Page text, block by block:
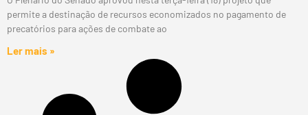
permite a destinação de recursos economizados no pagamento de
precatórios para ações de combate ao
Ler mais »